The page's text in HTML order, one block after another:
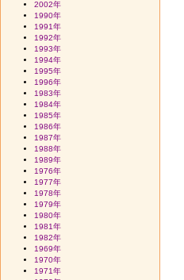
2002年
1990年
1991年
1992年
1993年
1994年
1995年
1996年
1983年
1984年
1985年
1986年
1987年
1988年
1989年
1976年
1977年
1978年
1979年
1980年
1981年
1982年
1969年
1970年
1971年